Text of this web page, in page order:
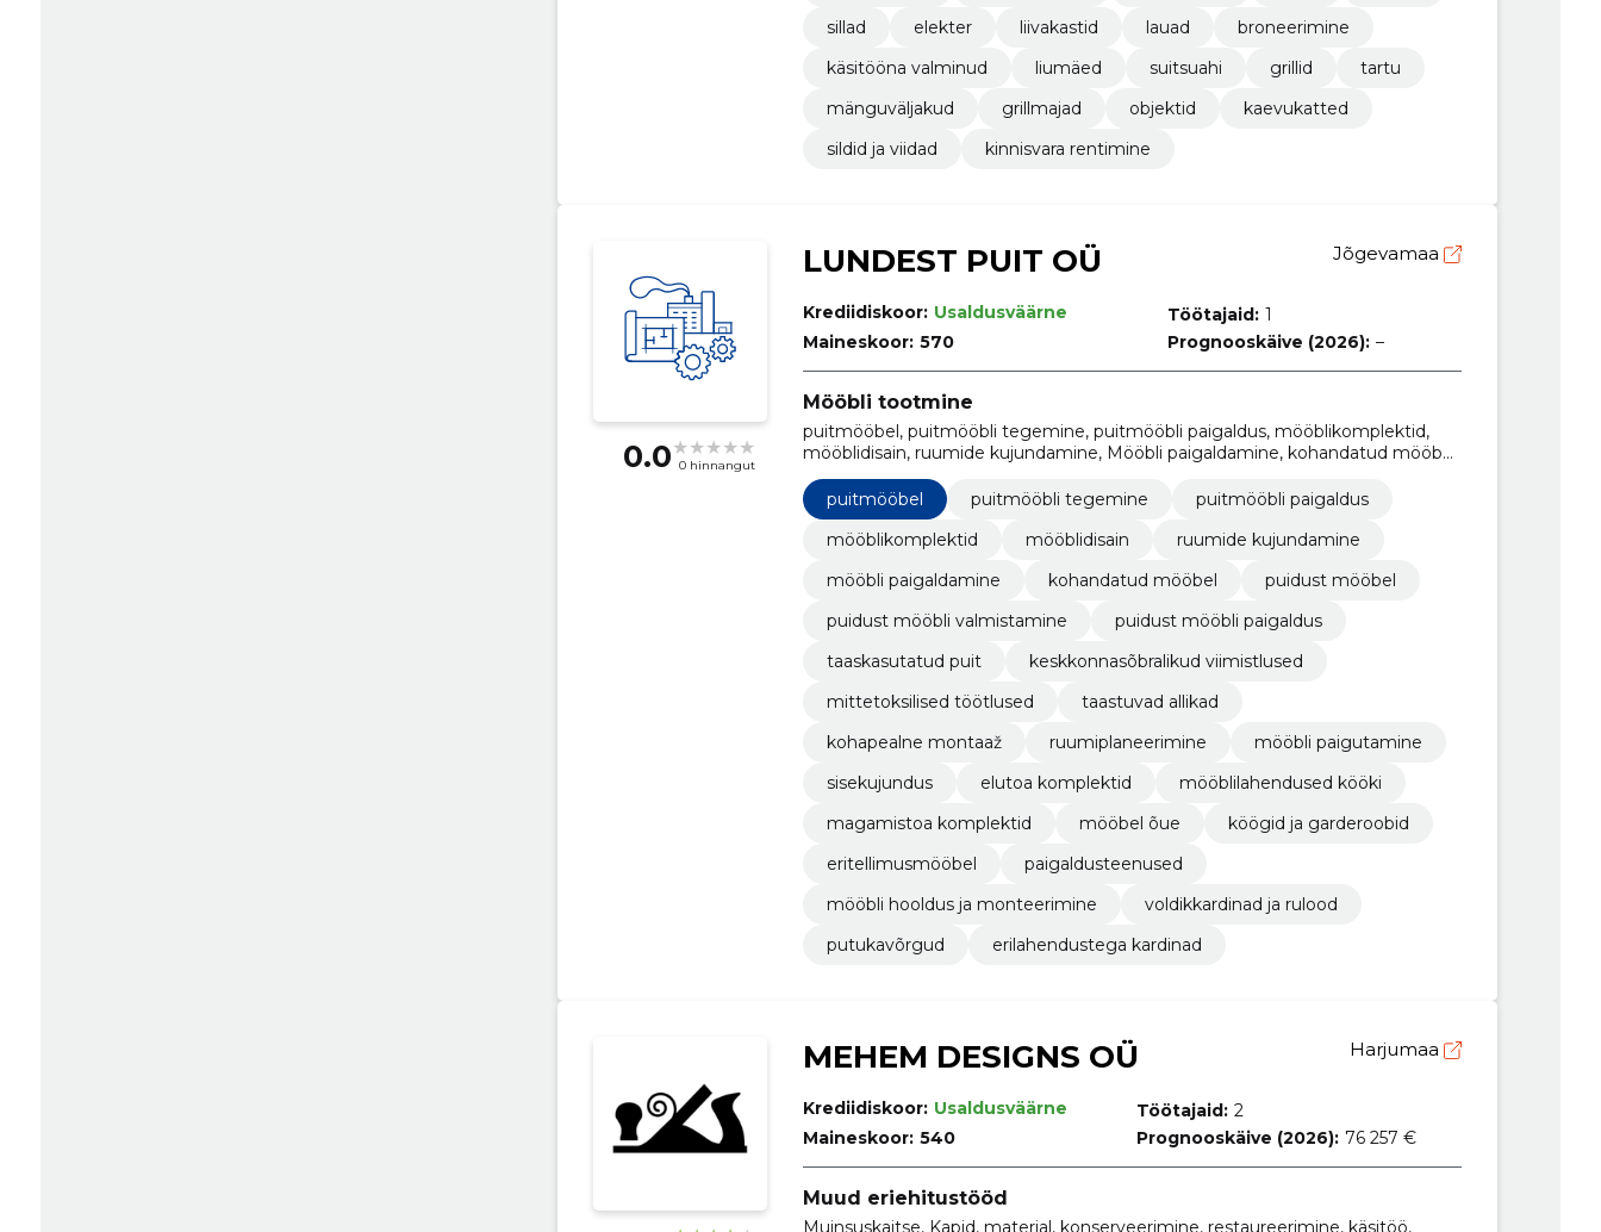
sillad
elekter liivakastid lauad
broneerimine
käsitööna valminud
liumäed suitsuahi grillid
tartu
mänguväljakud
grillmajad objektid
kaevukatted
sildid ja viidad
kinnisvara rentimine
0.0 0 hinnangut
LUNDEST PUIT OÜ Jõgevamaa
Krediidiskoor: Usaldusväärne
Maineskoor: 570
Töötajaid: 1
Prognooskäive (2026): –
Mööbli tootmine
puitmööbel, puitmööbli tegemine, puitmööbli paigaldus, mööblikomplektid,
mööblidisain, ruumide kujundamine, Mööbli paigaldamine, kohandatud mööbel,
puidust mööbel, puidust mööbli valmistamine
puitmööbel
puitmööbli tegemine
puitmööbli paigaldus
mööblikomplektid
mööblidisain
ruumide kujundamine
mööbli paigaldamine
kohandatud mööbel
puidust mööbel
puidust mööbli valmistamine
puidust mööbli paigaldus
taaskasutatud puit
keskkonnasõbralikud viimistlused
mittetoksilised töötlused
taastuvad allikad
kohapealne montaaž
ruumiplaneerimine
mööbli paigutamine
sisekujundus
elutoa komplektid
mööblilahendused kööki
magamistoa komplektid
mööbel õue
köögid ja garderoobid
eritellimusmööbel
paigaldusteenused
mööbli hooldus ja monteerimine
voldikkardinad ja rulood
putukavõrgud
erilahendustega kardinad
MEHEM DESIGNS OÜ Harjumaa
Krediidiskoor: Usaldusväärne
Maineskoor: 540
Töötajaid: 2
Prognooskäive (2026): 76 257 €
Muud eriehitustööd
Muinsuskaitse, Kapid, materjal, konserveerimine, restaureerimine, käsitöö,